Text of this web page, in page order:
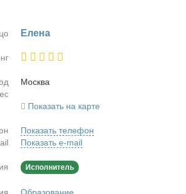
Еле­на
Москва
Показать на карте
Показать телефон
Показать e-mail
Исполнитель